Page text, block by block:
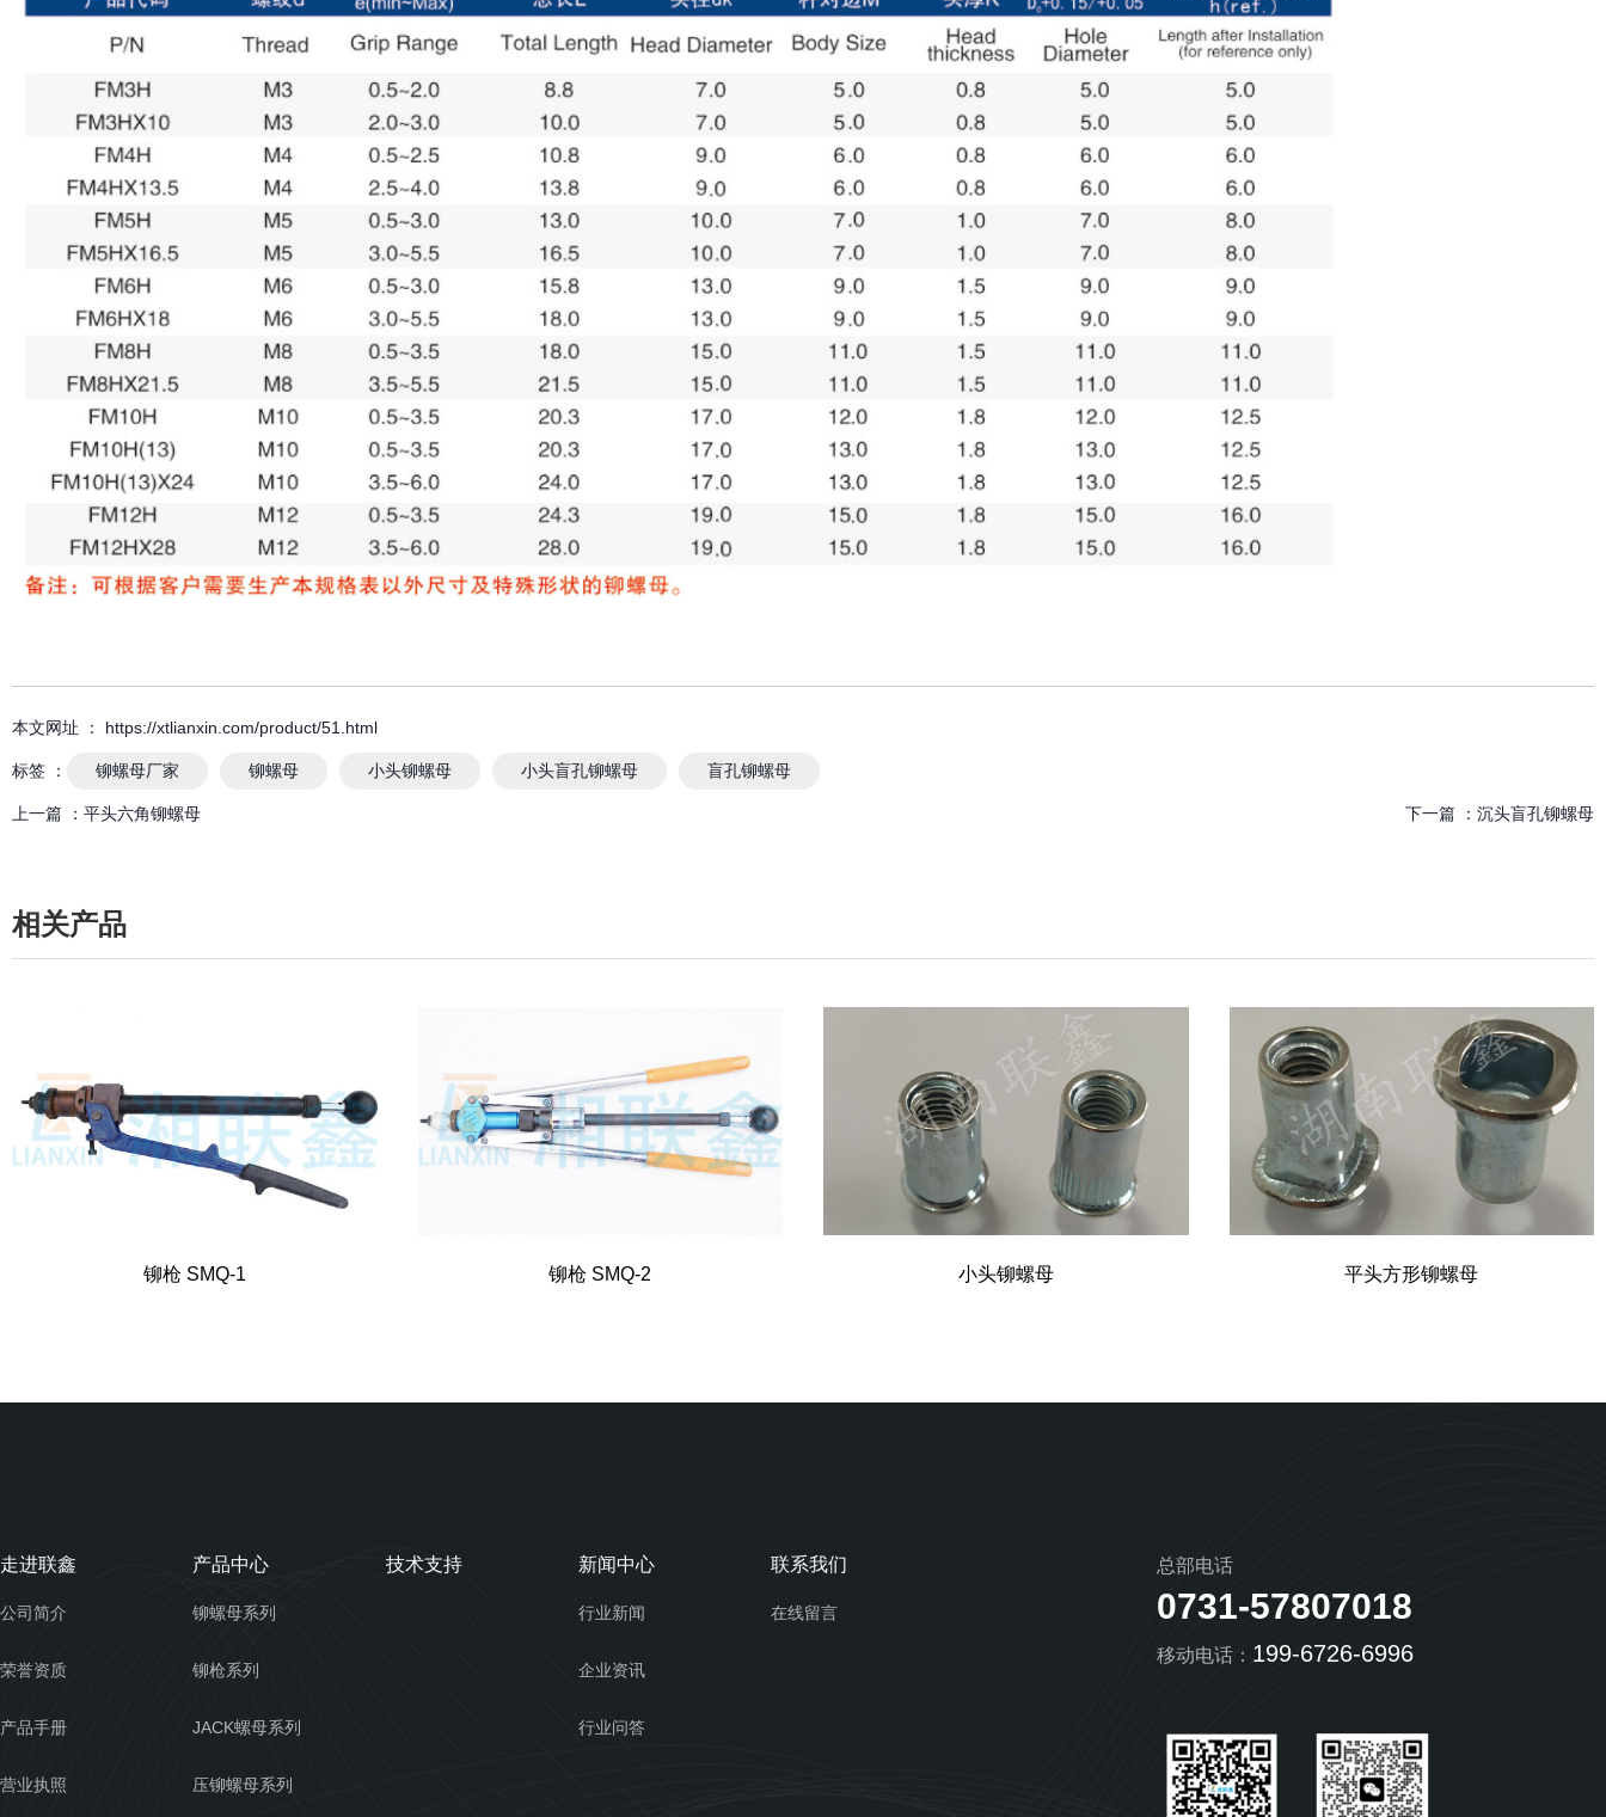
本文网址 ： https://xtlianxin.com/product/51.html
标签 ： 铆螺母厂家 铆螺母 小头铆螺母 小头盲孔铆螺母 盲孔铆螺母
上一篇 ： 平头六角铆螺母 下一篇 ： 沉头盲孔铆螺母
相关产品
铆枪 SMQ-1 铆枪 SMQ-2 小头铆螺母 平头方形铆螺母
走进联鑫 产品中心 技术支持 新闻中心 联系我们
公司简介 铆螺母系列 行业新闻 在线留言
荣誉资质 铆枪系列 企业资讯
产品手册 JACK螺母系列 行业问答
营业执照 压铆螺母系列
总部电话
0731-57807018
移动电话： 199-6726-6996